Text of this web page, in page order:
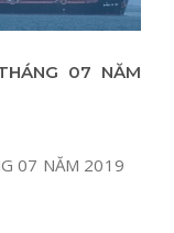
07 NĂM
07 NĂM 2019